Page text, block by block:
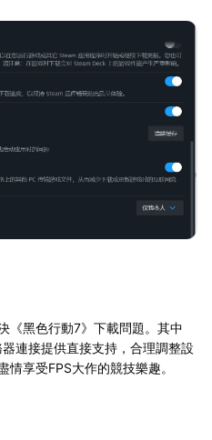
《黑色行動7》下載問題。其中
連接提供直接支持，合理調整設
享受FPS大作的競技樂趣。